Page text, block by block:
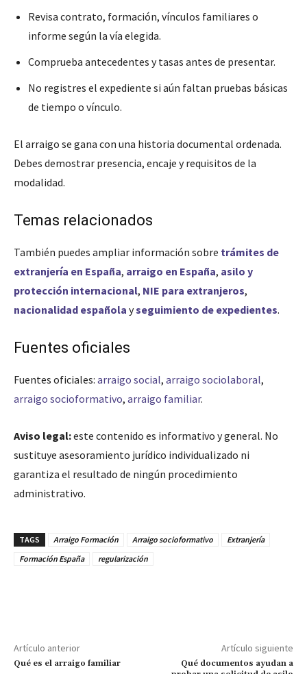
Revisa contrato, formación, vínculos familiares o
informe según la vía elegida.
Comprueba antecedentes y tasas antes de presentar.
No registres el expediente si aún faltan pruebas básicas
de tiempo o vínculo.
El arraigo se gana con una historia documental ordenada.
Debes demostrar presencia, encaje y requisitos de la
modalidad.
Temas relacionados
También puedes ampliar información sobre trámites de
extranjería en España, arraigo en España, asilo y
protección internacional, NIE para extranjeros,
nacionalidad española yseguimiento de expedientes.
Fuentes oficiales
Fuentes oficiales: arraigo social, arraigo sociolaboral,
arraigo socioformativo, arraigo familiar.
Aviso legal:este contenido es informativo y general. No
sustituye asesoramiento jurídico individualizado ni
garantiza el resultado de ningún procedimiento
administrativo.
TAGS Arraigo Formación Arraigo socioformativo
Extranjería
Formación España
regularización
Artículo anterior
Qué es el arraigo familiar
Artículo siguiente
Qué documentos ayudan a